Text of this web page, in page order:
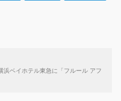
浜ベイホテル東急に「フルール アフ